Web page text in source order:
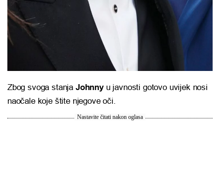
Zbog svoga stanja Johnnyu javnosti gotovo uvijek nosi
naočale koje štite njegove oči.
Nastavite čitati nakon oglasa